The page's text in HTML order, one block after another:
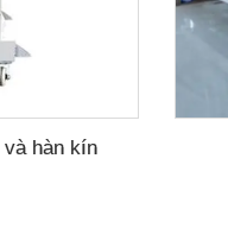
và hàn kín